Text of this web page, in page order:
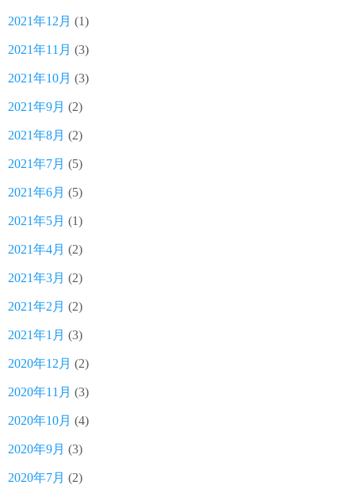
2021年12月 (1)
2021年11月 (3)
2021年10月 (3)
2021年9月 (2)
2021年8月 (2)
2021年7月 (5)
2021年6月 (5)
2021年5月 (1)
2021年4月 (2)
2021年3月 (2)
2021年2月 (2)
2021年1月 (3)
2020年12月 (2)
2020年11月 (3)
2020年10月 (4)
2020年9月 (3)
2020年7月 (2)